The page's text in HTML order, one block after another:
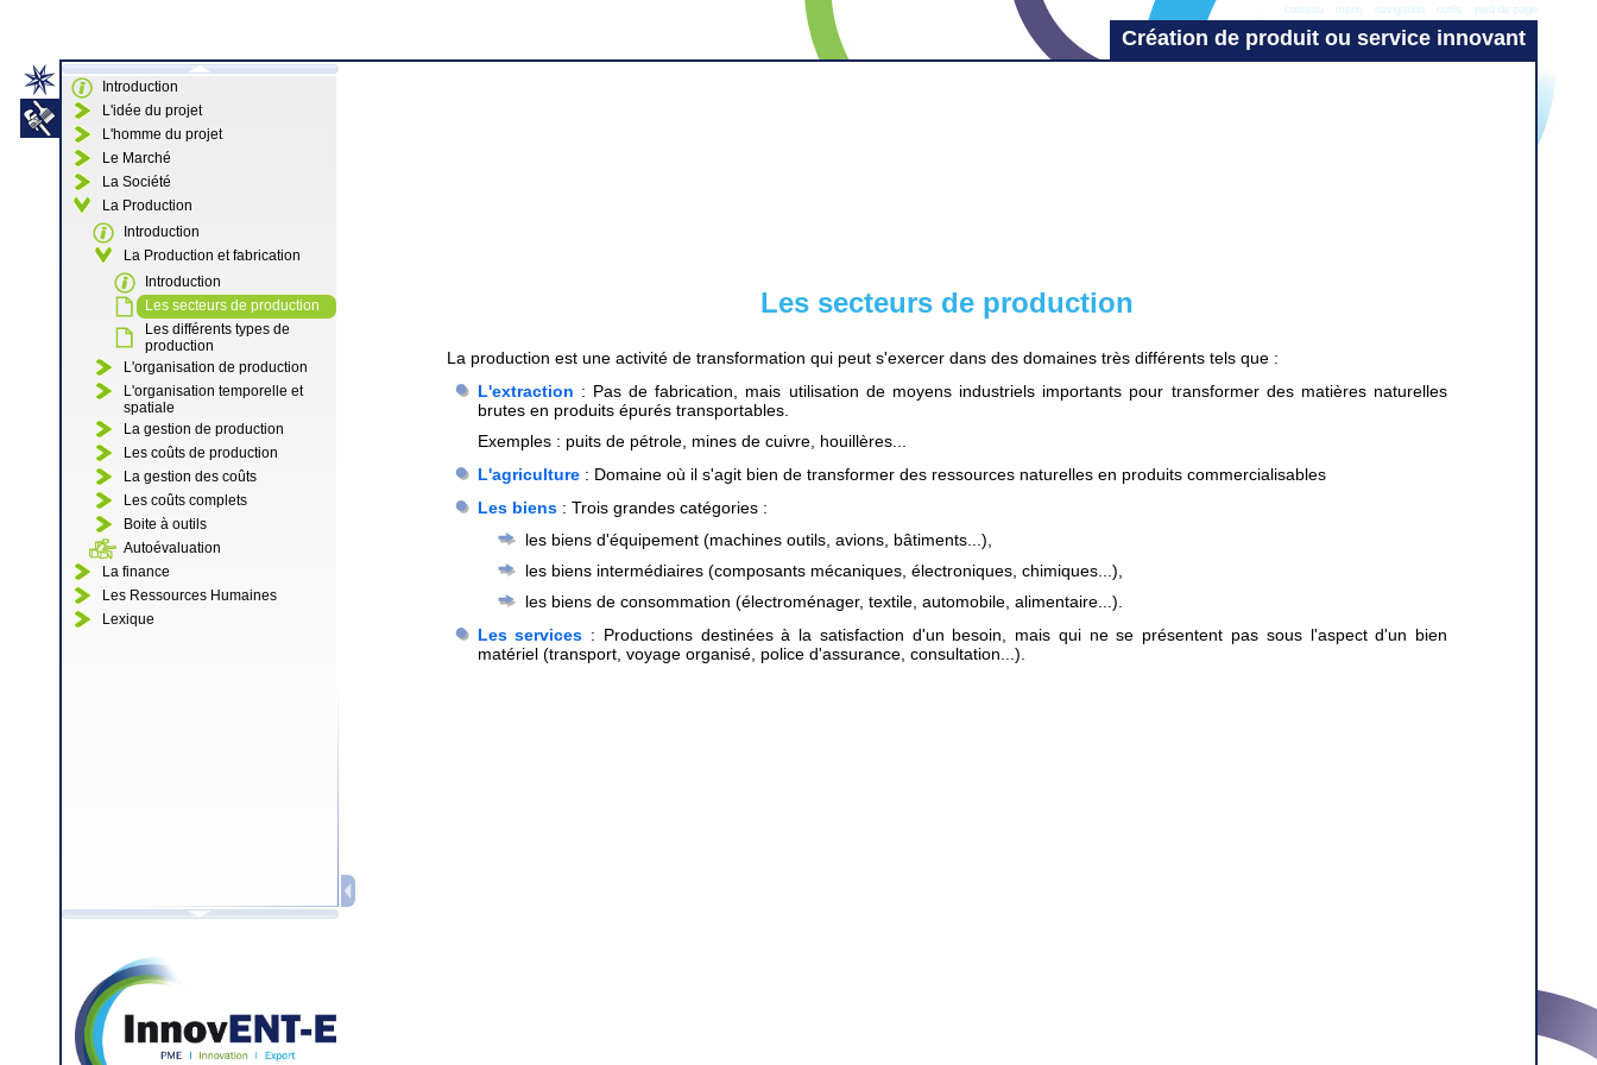
contenu menu navigation outils pied de page
Création de produit ou service innovant
Introduction
L'idée du projet
L'homme du projet
Le Marché
La Société
La Production
Introduction
La Production et fabrication
Introduction
Les secteurs de production
Les différents types de
production
L'organisation de production
L'organisation temporelle et
spatiale
La gestion de production
Les coûts de production
La gestion des coûts
Les coûts complets
Boite à outils
Autoévaluation
La finance
Les Ressources Humaines
Lexique
Les secteurs de production
La production est une activité de transformation qui peut s'exercer dans des domaines très différents tels que :
L'extraction : Pas de fabrication, mais utilisation de moyens industriels importants pour transformer des matières naturelles
brutes en produits épurés transportables.
Exemples : puits de pétrole, mines de cuivre, houillères...
L'agriculture: Domaine où il s'agit bien de transformer des ressources naturelles en produits commercialisables
Les biens: Trois grandes catégories :
les biens d'équipement (machines outils, avions, bâtiments...),
les biens intermédiaires (composants mécaniques, électroniques, chimiques...),
les biens de consommation (électroménager, textile, automobile, alimentaire...).
Les services : Productions destinées à la satisfaction d'un besoin, mais qui ne se présentent pas sous l'aspect d'un bien
matériel (transport, voyage organisé, police d'assurance, consultation...).